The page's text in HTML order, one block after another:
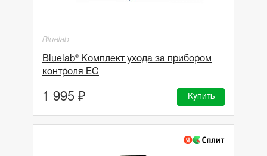
Bluelab
Bluelab® Комплект ухода за прибором
контроля EC
1 995 ₽ Купить